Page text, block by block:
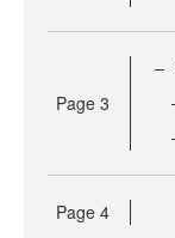
Page 3
Page 4